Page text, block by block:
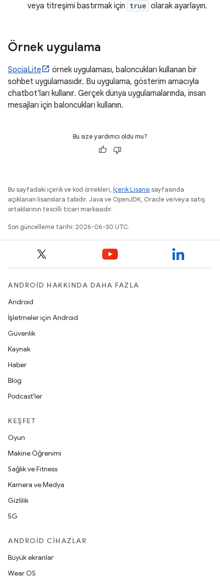
veya titreşimi bastırmak için true olarak ayarlayın.
Örnek uygulama
SociaLite
örnek uygulaması, baloncukları kullanan bir
sohbet uygulamasıdır. Bu uygulama, gösterim amacıyla
chatbot'ları kullanır. Gerçek dünya uygulamalarında, insan
mesajları için baloncukları kullanın.
Bu size yardımcı oldu mu?
Bu sayfadaki içerik ve kod örnekleri, İçerik Lisansı sayfasında
açıklanan lisanslara tabidir. Java ve OpenJDK, Oracle ve/veya satış
ortaklarının tescilli ticari markasıdır.
Son güncelleme tarihi: 2026-06-30 UTC.
ANDROID HAKKINDA DAHA FAZLA
Android
İşletmeler için Android
Güvenlik
Kaynak
Haber
Blog
Podcast'ler
KEŞFET
Oyun
Makine Öğrenimi
Sağlık ve Fitness
Kamera ve Medya
Gizlilik
5G
ANDROID CIHAZLAR
Büyük ekranlar
Wear OS